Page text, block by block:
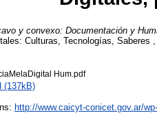
y convexo: Documentación y
Culturas, Tecnologías,
Hum.pdf
(137kB)
http://www.caicyt-conicet.gov.ar/